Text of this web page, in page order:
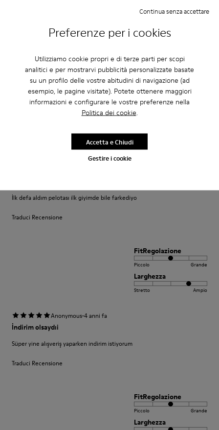
Preferenze per i cookies
Utilizziamo cookie propri e di terze parti per scopi
analitici e per mostrarvi pubblicità personalizzate basate
su un profilo delle vostre abitudini di navigazione (ad
esempio, le pagine visitate). Potete ottenere maggiori
informazioni e configurare le vostre preferenze nella
Politica dei cookie.
Gestire i cookie
Continua senza accettare
Accetta e Chiudi
Traduci Recensione
FitRegolazione
İlk defa aldım pelotası ilk giyimde bile farkediyo
Traduci Recensione
FitRegolazione
Piccolo Grande
Larghezza
Stretto Ampio
Anonymous·4 anni fa
İndirim olsaydıi
Süper yine alışveriş yaparken indirim istiyorum
Traduci Recensione
FitRegolazione
Piccolo Grande
Larghezza